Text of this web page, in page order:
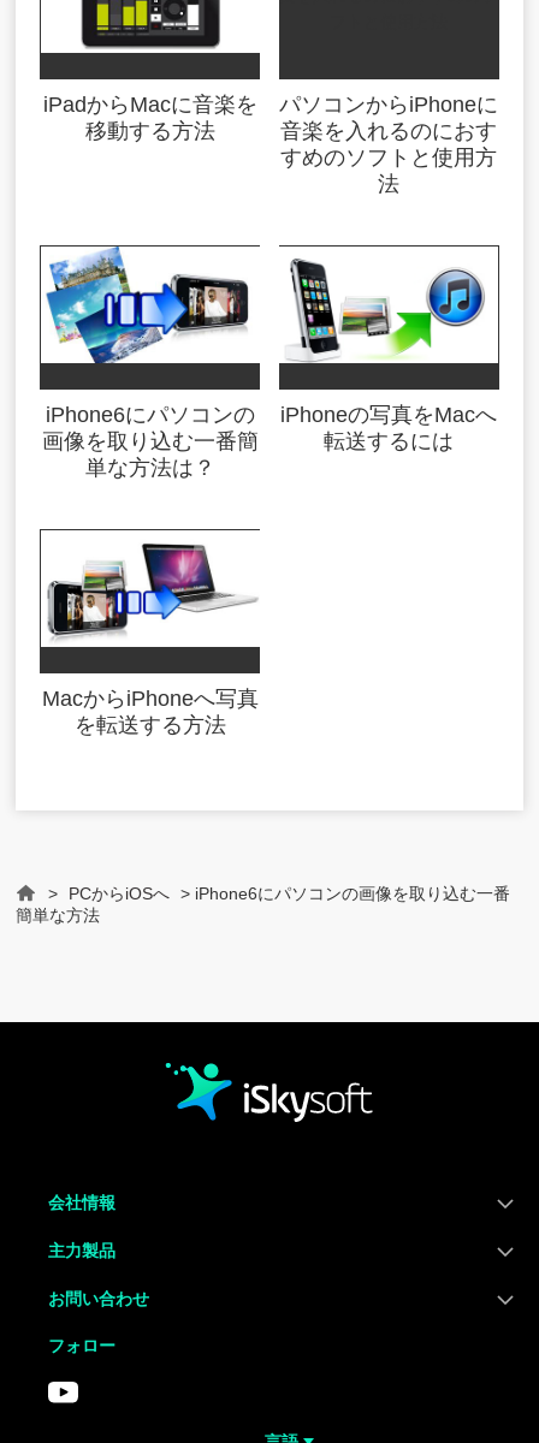
iPadからMacに音楽を
移動する方法
パソコンからiPhoneに
音楽を入れるのにおす
すめのソフトと使用方
法
iPhone6にパソコンの
画像を取り込む一番簡
単な方法は？
iPhoneの写真をMacへ
転送するには
MacからiPhoneへ写真
を転送する方法
Home
> PCからiOSへ > iPhone6にパソコンの画像を取り込む一番
簡単な方法
会社情報
主力製品
お問い合わせ
フォロー